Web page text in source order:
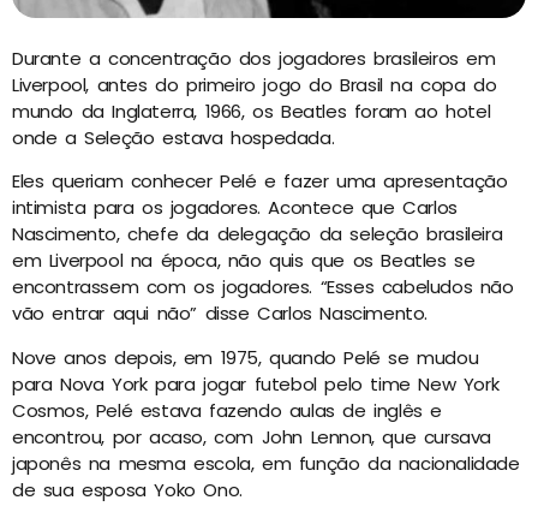
Durante a concentração dos jogadores brasileiros em
Liverpool, antes do primeiro jogo do Brasil na copa do
mundo da Inglaterra, 1966, os Beatles foram ao hotel
onde a Seleção estava hospedada.
Eles queriam conhecer Pelé e fazer uma apresentação
intimista para os jogadores. Acontece que Carlos
Nascimento, chefe da delegação da seleção brasileira
em Liverpool na época, não quis que os Beatles se
encontrassem com os jogadores. “Esses cabeludos não
vão entrar aqui não” disse Carlos Nascimento.
Nove anos depois, em 1975, quando Pelé se mudou
para Nova York para jogar futebol pelo time New York
Cosmos, Pelé estava fazendo aulas de inglês e
encontrou, por acaso, com John Lennon, que cursava
japonês na mesma escola, em função da nacionalidade
de sua esposa Yoko Ono.